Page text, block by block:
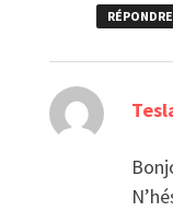
RÉPONDRE